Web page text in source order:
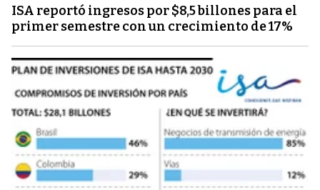
ISA reportó ingresos por $8,5 billones para el
primer semestre con un crecimiento de 17%